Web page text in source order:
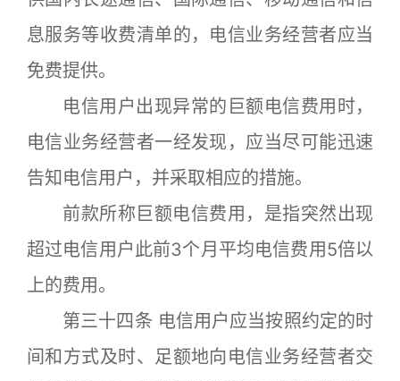
息服务等收费清单的，电信业务经营者应当
免费提供。
电信用户出现异常的巨额电信费用时，
电信业务经营者一经发现，应当尽可能迅速
告知电信用户，并采取相应的措施。
前款所称巨额电信费用，是指突然出现
超过电信用户此前3个月平均电信费用5倍以
上的费用。
第三十四条 电信用户应当按照约定的时
间和方式及时、足额地向电信业务经营者交